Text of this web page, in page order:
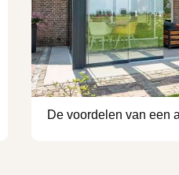
De voordelen van een